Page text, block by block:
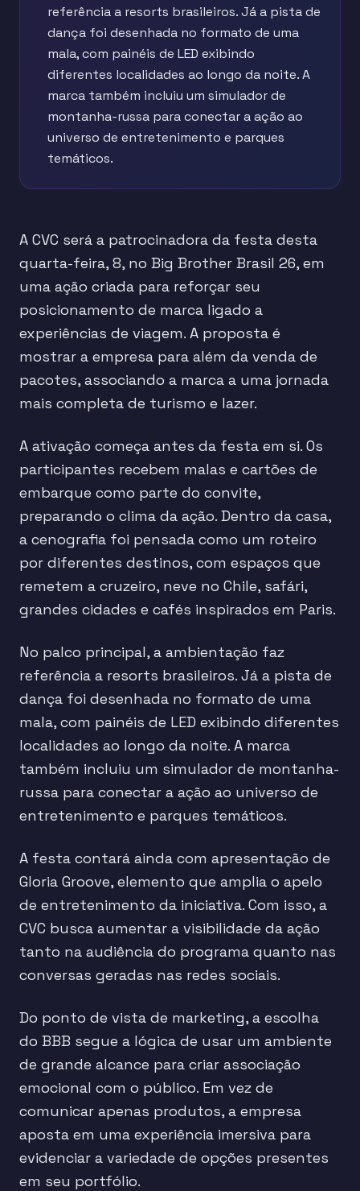
referência a resorts brasileiros. Já a pista de
dança foi desenhada no formato de uma
mala, com painéis de LED exibindo
diferentes localidades ao longo da noite. A
marca também incluiu um simulador de
montanha-russa para conectar a ação ao
universo de entretenimento e parques
temáticos.
A CVC será a patrocinadora da festa desta
quarta-feira, 8, no Big Brother Brasil 26, em
uma ação criada para reforçar seu
posicionamento de marca ligado a
experiências de viagem. A proposta é
mostrar a empresa para além da venda de
pacotes, associando a marca a uma jornada
mais completa de turismo e lazer.
A ativação começa antes da festa em si. Os
participantes recebem malas e cartões de
embarque como parte do convite,
preparando o clima da ação. Dentro da casa,
a cenografia foi pensada como um roteiro
por diferentes destinos, com espaços que
remetem a cruzeiro, neve no Chile, safári,
grandes cidades e cafés inspirados em Paris.
No palco principal, a ambientação faz
referência a resorts brasileiros. Já a pista de
dança foi desenhada no formato de uma
mala, com painéis de LED exibindo diferentes
localidades ao longo da noite. A marca
também incluiu um simulador de montanha-
russa para conectar a ação ao universo de
entretenimento e parques temáticos.
A festa contará ainda com apresentação de
Gloria Groove, elemento que amplia o apelo
de entretenimento da iniciativa. Com isso, a
CVC busca aumentar a visibilidade da ação
tanto na audiência do programa quanto nas
conversas geradas nas redes sociais.
Do ponto de vista de marketing, a escolha
do BBB segue a lógica de usar um ambiente
de grande alcance para criar associação
emocional com o público. Em vez de
comunicar apenas produtos, a empresa
aposta em uma experiência imersiva para
evidenciar a variedade de opções presentes
em seu portfólio.